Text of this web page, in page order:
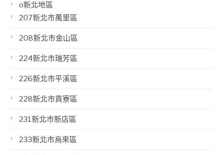
o新北地區
207新北市萬里區
208新北市金山區
224新北市瑞芳區
226新北市平溪區
228新北市貢寮區
231新北市新店區
233新北市烏來區